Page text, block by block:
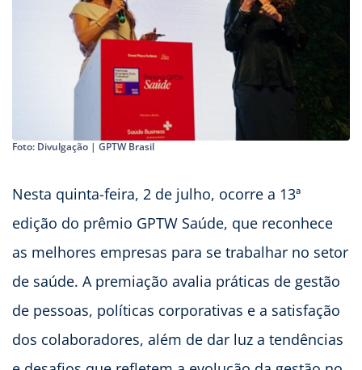
Foto: Divulgação | GPTW Brasil
Nesta quinta-feira, 2 de julho, ocorre a 13ª
edição do prêmio GPTW Saúde, que reconhece
as melhores empresas para se trabalhar no setor
de saúde. A premiação avalia práticas de gestão
de pessoas, políticas corporativas e a satisfação
dos colaboradores, além de dar luz a tendências